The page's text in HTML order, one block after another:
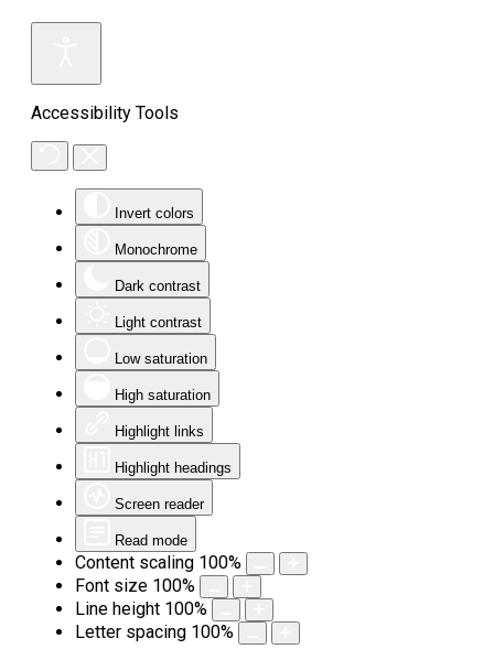
Accessibility Tools
Invert colors
Monochrome
Dark contrast
Light contrast
Low saturation
High saturation
Highlight links
Highlight headings
Screen reader
Read mode
Content scaling 100%
Font size 100%
Line height 100%
Letter spacing 100%